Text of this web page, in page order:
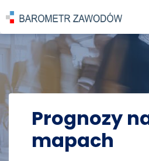
POWRÓT DO STRONY GŁÓWNEJ
PROGNOZY PROGNOZY
Prognozy
mapach